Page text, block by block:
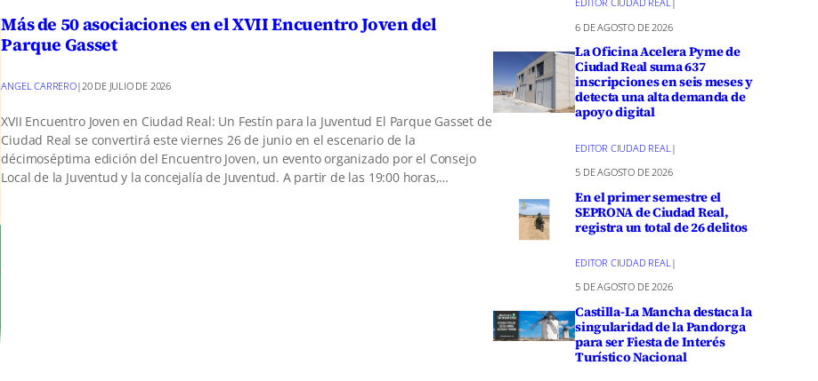
Más de 50 asociaciones en el XVII Encuentro Joven del
Parque Gasset
ANGEL CARRERO| 20 DE JULIO DE 2026
XVII Encuentro Joven en Ciudad Real: Un Festín para la Juventud El Parque Gasset de
Ciudad Real se convertirá este viernes 26 de junio en el escenario de la
décimoséptima edición del Encuentro Joven, un evento organizado por el Consejo
Local de la Juventud y la concejalía de Juventud. A partir de las 19:00 horas,…
6 DE AGOSTO DE 2026
La Oficina Acelera Pyme de
Ciudad Real suma 637
inscripciones en seis meses y
detecta una alta demanda de
apoyo digital
EDITOR CIUDAD REAL |
5 DE AGOSTO DE 2026
En el primer semestre el
SEPRONA de Ciudad Real,
registra un total de 26 delitos
EDITOR CIUDAD REAL |
5 DE AGOSTO DE 2026
Castilla-La Mancha destaca la
singularidad de la Pandorga
para ser Fiesta de Interés
Turístico Nacional